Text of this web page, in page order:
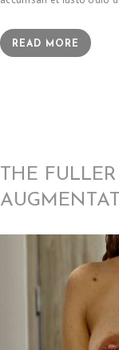
P
O
I
N
T
READ MORE
THE